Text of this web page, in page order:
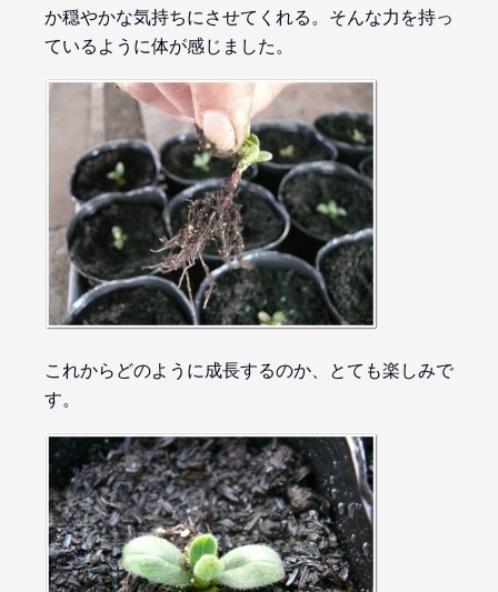
か穏やかな気持ちにさせてくれる。そんな力を持っ
ているように体が感じました。
これからどのように成長するのか、とても楽しみで
す。